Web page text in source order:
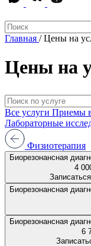
Главная / Цены на
Цены на
Все услуги Приемы
Лабораторные
Физиотерапия
Биорезонансная
4
Биорезонансная
Биорезонансная
6